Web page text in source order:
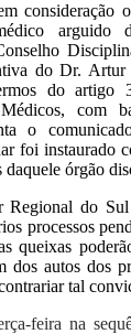
consideração
arguido
do Dr.
do artigo
com
o
foi instaurado
daquele órgão
do
processos
queixas
dos autos dos
tal
feira na